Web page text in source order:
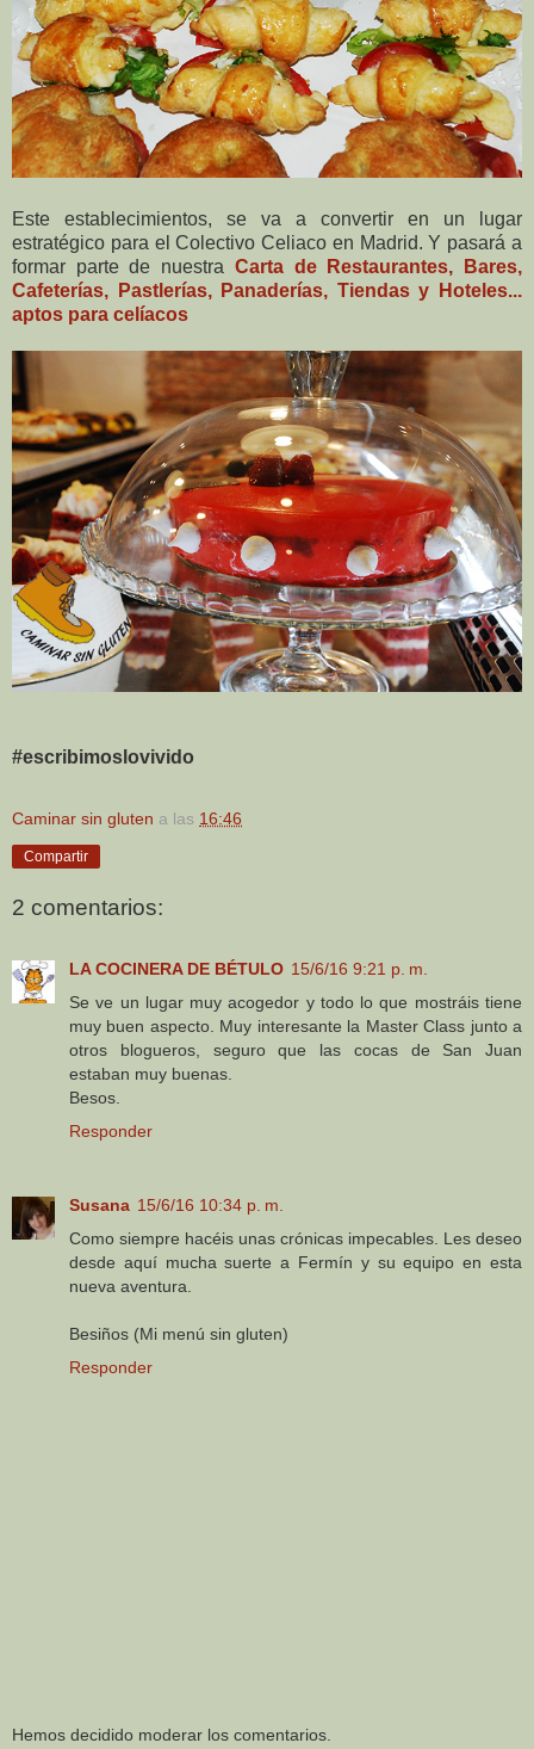
Este establecimientos, se va a convertir en un lugar
estratégico para el Colectivo Celiaco en Madrid. Y pasará a
formar parte de nuestra Carta de Restaurantes, Bares,
Cafeterías, Pastlerías, Panaderías, Tiendas y Hoteles...
aptos para celíacos
#escribimoslovivido
Caminar sin gluten a las 16:46
Compartir
2 comentarios:
LA COCINERA DE BÉTULO 15/6/16 9:21 p. m.
Se ve un lugar muy acogedor y todo lo que mostráis tiene
muy buen aspecto. Muy interesante la Master Class junto a
otros blogueros, seguro que las cocas de San Juan
estaban muy buenas.
Besos.
Responder
Susana 15/6/16 10:34 p. m.
Como siempre hacéis unas crónicas impecables. Les deseo
desde aquí mucha suerte a Fermín y su equipo en esta
nueva aventura.
Besiños (Mi menú sin gluten)
Responder
Hemos decidido moderar los comentarios.